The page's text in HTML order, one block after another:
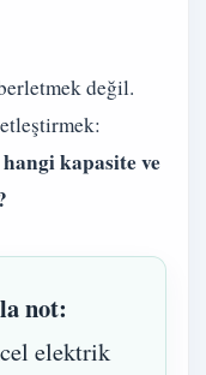
değil.
kapasite ve
not:
elektrik